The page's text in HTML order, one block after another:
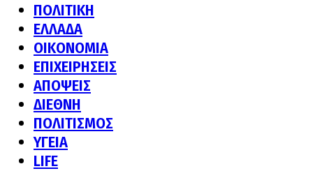
ΠΟΛΙΤΙΚΗ
ΕΛΛΑΔΑ
ΟΙΚΟΝΟΜΙΑ
ΕΠΙΧΕΙΡΗΣΕΙΣ
ΑΠΟΨΕΙΣ
ΔΙΕΘΝΗ
ΠΟΛΙΤΙΣΜΟΣ
ΥΓΕΙΑ
LIFE